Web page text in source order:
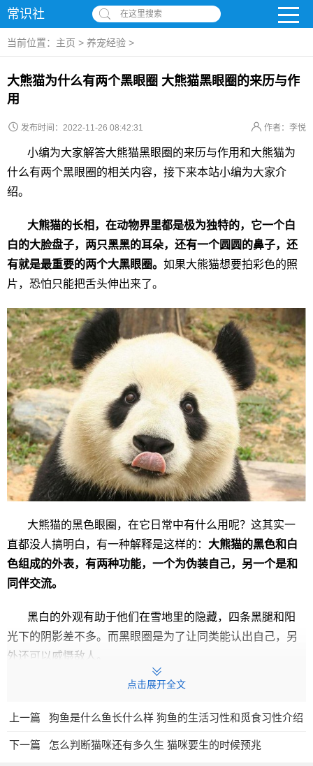
常识社 在这里搜索
当前位置： 主页 > 养宠经验 >
大熊猫为什么有两个黑眼圈 大熊猫黑眼圈的来历与作
用
发布时间：2022-11-26 08:42:31 作者：李悦
小编为大家解答大熊猫黑眼圈的来历与作用和大熊猫为
什么有两个黑眼圈的相关内容，接下来本站小编为大家介
绍。
大熊猫的长相，在动物界里都是极为独特的，它一个白
白的大脸盘子，两只黑黑的耳朵，还有一个圆圆的鼻子，还
有就是最重要的两个大黑眼圈。 如果大熊猫想要拍彩色的照
片，恐怕只能把舌头伸出来了。
大熊猫的黑色眼圈，在它日常中有什么用呢？这其实一
直都没人搞明白，有一种解释是这样的： 大熊猫的黑色和白
色组成的外表，有两种功能，一个为伪装自己，另一个是和
同伴交流。
黑白的外观有助于他们在雪地里的隐藏，四条黑腿和阳
光下的阴影差不多。而黑眼圈是为了让同类能认出自己，另
外还可以威慑敌人。
点击展开全文
上一篇 狗鱼是什么鱼长什么样 狗鱼的生活习性和觅食习性介绍
下一篇 怎么判断猫咪还有多久生 猫咪要生的时候预兆